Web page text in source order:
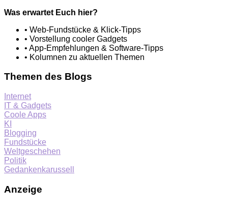
Was erwartet Euch hier?
• Web-Fundstücke & Klick-Tipps
• Vorstellung cooler Gadgets
• App-Empfehlungen & Software-Tipps
• Kolumnen zu aktuellen Themen
Themen des Blogs
Internet
IT & Gadgets
Coole Apps
KI
Blogging
Fundstücke
Weltgeschehen
Politik
Gedankenkarussell
Anzeige